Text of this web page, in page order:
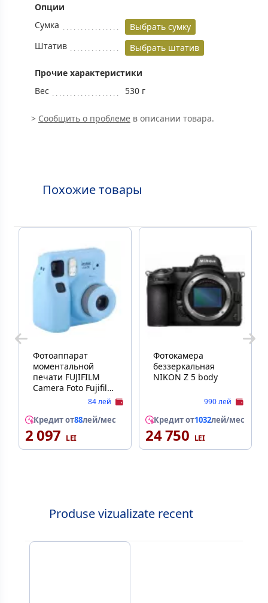
Опции
Сумка
Выбрать сумку
Штатив
Выбрать штатив
Прочие характеристики
Вес
530 г
> Сообщить о проблеме в описании товара.
Похожие товары
Фотоаппарат
моментальной
печати FUJIFILM
Camera Foto Fujifilm
Instax Mini SE, Blue
84 лей
Кредит от88лей/мес
2 097
Фотокамера
беззеркальная
NIKON Z 5 body
990 лей
Кредит от1032лей/мес
24 750
Produse vizualizate recent